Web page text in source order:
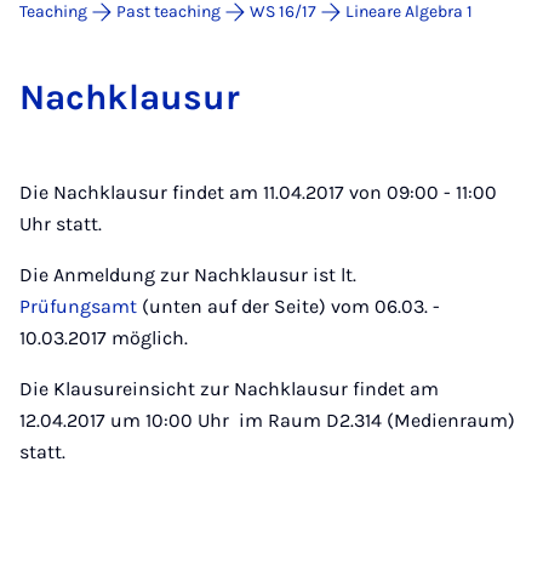
Teaching
Past teaching WS 16/17 Lineare Algebra 1
Nach­k­lausur
Die Nachklausur findet am 11.04.2017 von 09:00 - 11:00
Uhr statt.
Die Anmeldung zur Nachklausur ist lt.
Prüfungsamt (unten auf der Seite) vom 06.03. -
10.03.2017 möglich.
Die Klausureinsicht zur Nachklausur findet am
12.04.2017 um 10:00 Uhr im Raum D2.314 (Medienraum)
statt.